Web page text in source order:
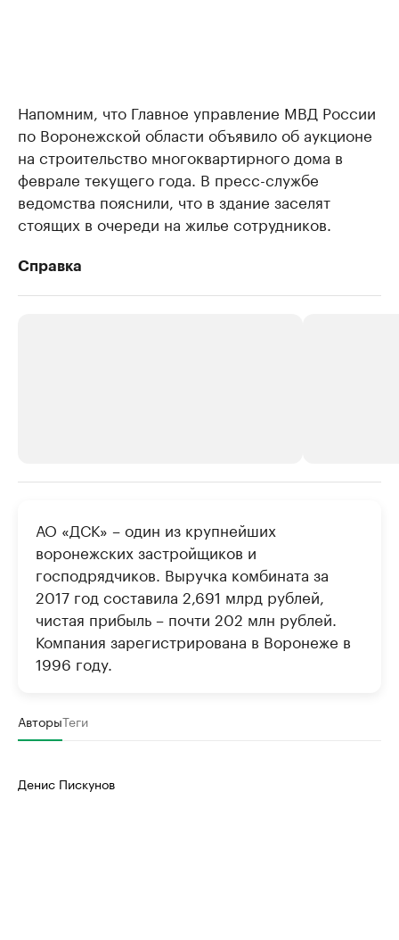
Напомним, что Главное управление МВД России
по Воронежской области объявило об аукционе
на строительство многоквартирного дома в
феврале текущего года. В пресс-службе
ведомства пояснили, что в здание заселят
стоящих в очереди на жилье сотрудников.
Справка
Делитесь новостями бизнеса на РБК
Управляйте страницей компании и развивайте личные
бренды спикеров бизнеса
Ознакомьтесь с
АО «ДСК» – один из крупнейших
воронежских застройщиков и
господрядчиков. Выручка комбината за
2017 год составила 2,691 млрд рублей,
чистая прибыль – почти 202 млн рублей.
Компания зарегистрирована в Воронеже в
1996 году.
АвторыТеги
Денис Пискунов